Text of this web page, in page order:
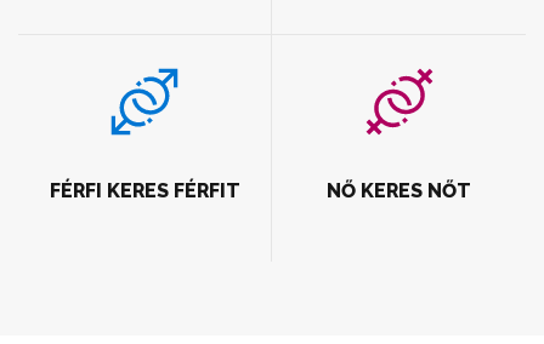
FÉRFI KERES FÉRFIT NŐ KERES NŐT